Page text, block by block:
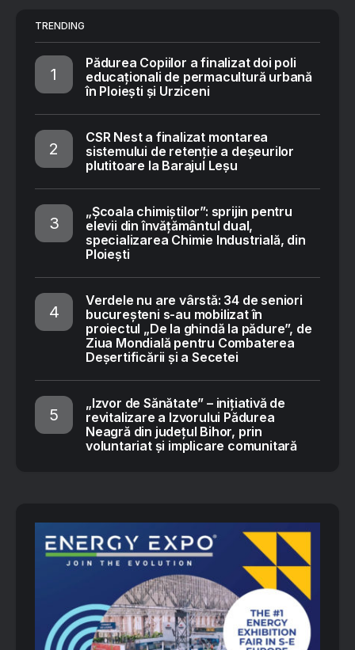
TRENDING
Pădurea Copiilor a finalizat doi poli
educaționali de permacultură urbană
în Ploiești și Urziceni
CSR Nest a finalizat montarea
sistemului de retenție a deșeurilor
plutitoare la Barajul Leșu
„Școala chimiștilor”: sprijin pentru
elevii din învățământul dual,
specializarea Chimie Industrială, din
Ploiești
Verdele nu are vârstă: 34 de seniori
bucureșteni s-au mobilizat în
proiectul „De la ghindă la pădure”, de
Ziua Mondială pentru Combaterea
Deșertificării și a Secetei
„Izvor de Sănătate” – inițiativă de
revitalizare a Izvorului Pădurea
Neagră din județul Bihor, prin
voluntariat și implicare comunitară